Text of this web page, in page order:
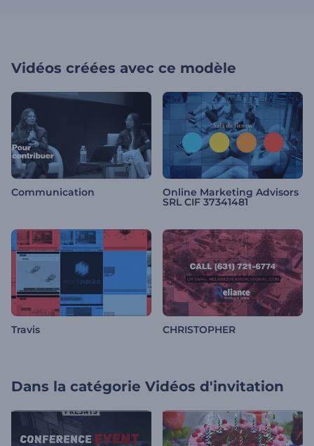
Vidéos créées avec ce modèle
Communication Online Marketing Advisors
SRL CIF 37341481
Travis CHRISTOPHER
Dans la catégorie Vidéos d'invitation